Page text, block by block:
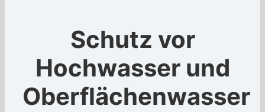
Schutz vor
Hochwasser und
Oberflächenwasser